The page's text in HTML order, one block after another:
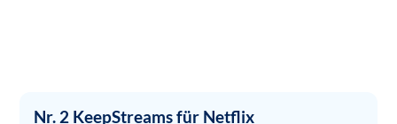
Nr. 2 KeepStreams für Netflix